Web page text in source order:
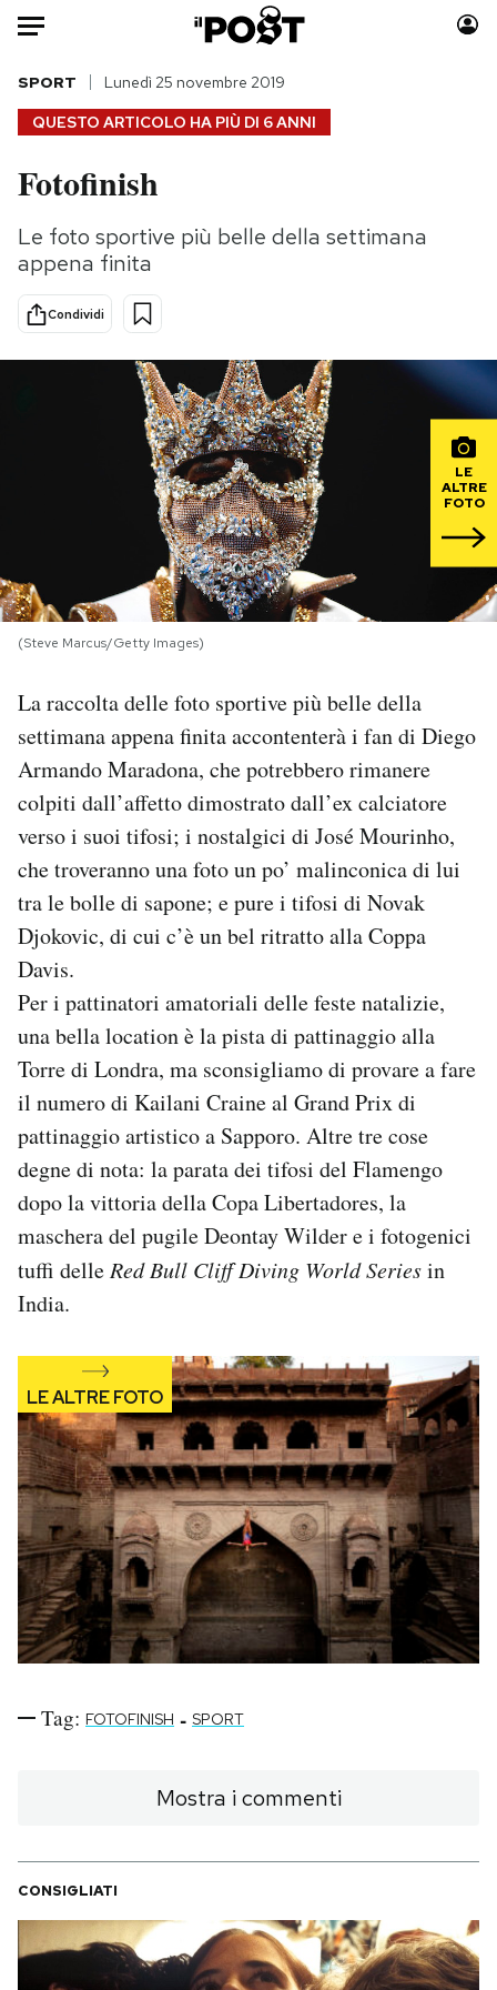
Auto
HOME
Italia
Politica
Internet
Consumismi
Europa
Altrecose
Mondiali calcio 2026
NEWSLETTER
SHOP
CALENDARIO
AREA PERSONALE
Newsletter
Notifiche mobile
Regala il Post
Hai bisogno di aiuto?
Esci
QUESTO ARTICOLO HA PIÙ DI 6 ANNI
SPORT Lunedì 25 novembre 2019
Fotofinish
Le foto sportive più belle della settimana
appena finita
Condividi
LE
ALTRE
FOTO
(Steve Marcus/Getty Images)
La raccolta delle foto sportive più belle della
settimana appena finita accontenterà i fan di Diego
Armando Maradona, che potrebbero rimanere
colpiti dall’affetto dimostrato dall’ex calciatore
verso i suoi tifosi; i nostalgici di José Mourinho,
che troveranno una foto un po’ malinconica di lui
tra le bolle di sapone; e pure i tifosi di Novak
Djokovic, di cui c’è un bel ritratto alla Coppa
Davis.
Per i pattinatori amatoriali delle feste natalizie,
una bella location è la pista di pattinaggio alla
Torre di Londra, ma sconsigliamo di provare a fare
il numero di Kailani Craine al Grand Prix di
pattinaggio artistico a Sapporo. Altre tre cose
degne di nota: la parata dei tifosi del Flamengo
dopo la vittoria della Copa Libertadores, la
maschera del pugile Deontay Wilder e i fotogenici
tuffi delle Red Bull Cliff Diving World Seriesin
India.
Tag: FOTOFINISH - SPORT
Mostra i commenti
CONSIGLIATI